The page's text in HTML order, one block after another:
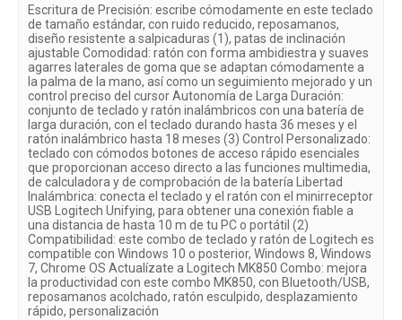
Escritura de Precisión: escribe cómodamente en este teclado
de tamaño estándar, con ruido reducido, reposamanos,
diseño resistente a salpicaduras (1), patas de inclinación
ajustable Comodidad: ratón con forma ambidiestra y suaves
agarres laterales de goma que se adaptan cómodamente a
la palma de la mano, así como un seguimiento mejorado y un
control preciso del cursor Autonomía de Larga Duración:
conjunto de teclado y ratón inalámbricos con una batería de
larga duración, con el teclado durando hasta 36 meses y el
ratón inalámbrico hasta 18 meses (3) Control Personalizado:
teclado con cómodos botones de acceso rápido esenciales
que proporcionan acceso directo a las funciones multimedia,
de calculadora y de comprobación de la batería Libertad
Inalámbrica: conecta el teclado y el ratón con el minirreceptor
USB Logitech Unifying, para obtener una conexión fiable a
una distancia de hasta 10 m de tu PC o portátil (2)
Compatibilidad: este combo de teclado y ratón de Logitech es
compatible con Windows 10 o posterior, Windows 8, Windows
7, Chrome OS Actualízate a Logitech MK850 Combo: mejora
la productividad con este combo MK850, con Bluetooth/USB,
reposamanos acolchado, ratón esculpido, desplazamiento
rápido, personalización